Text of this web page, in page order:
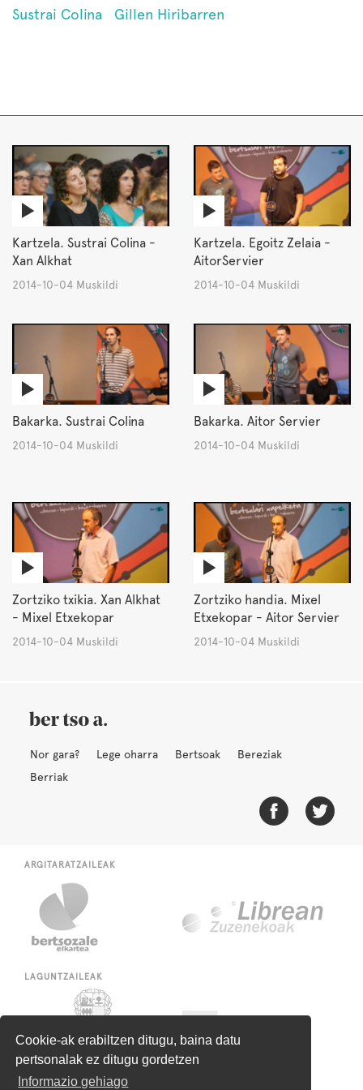
Cookie-ak erabiltzen ditugu, baina datu
pertsonalak ez ditugu gordetzen
Informazio gehiago
Sustrai Colina Gillen Hiribarren
Kartzela. Sustrai Colina -
Xan Alkhat
2014-10-04 Muskildi
Kartzela. Egoitz Zelaia -
AitorServier
2014-10-04 Muskildi
Bakarka. Sustrai Colina
2014-10-04 Muskildi
Bakarka. Aitor Servier
2014-10-04 Muskildi
Zortziko txikia. Xan Alkhat
- Mixel Etxekopar
2014-10-04 Muskildi
Zortziko handia. Mixel
Etxekopar - Aitor Servier
2014-10-04 Muskildi
Nor gara? Lege oharra Bertsoak
Bereziak
Berriak
ARGITARATZAILEAK
LAGUNTZAILEAK